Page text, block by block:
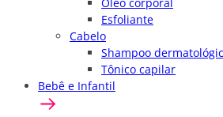
Esfoliante
Cabelo
Shampoo
Tônico capilar
Bebê e Infantil